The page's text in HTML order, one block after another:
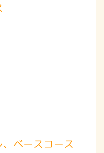
ベースコース